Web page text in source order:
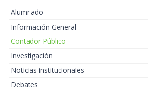
Alumnado
Información General
Contador Público
Investigación
Noticias institucionales
Debates